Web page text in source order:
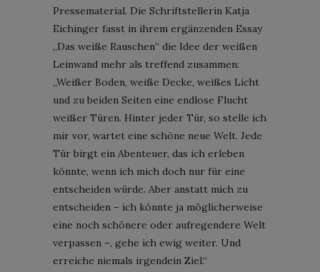
Pressematerial. Die Schriftstellerin Katja
Eichinger fasst in ihrem ergänzenden Essay
„Das weiße Rauschen“ die Idee der weißen
Leinwand mehr als treffend zusammen:
„Weißer Boden, weiße Decke, weißes Licht
und zu beiden Seiten eine endlose Flucht
weißer Türen. Hinter jeder Tür, so stelle ich
mir vor, wartet eine schöne neue Welt. Jede
Tür birgt ein Abenteuer, das ich erleben
könnte, wenn ich mich doch nur für eine
entscheiden würde. Aber anstatt mich zu
entscheiden – ich könnte ja möglicherweise
eine noch schönere oder aufregendere Welt
verpassen –, gehe ich ewig weiter. Und
erreiche niemals irgendein Ziel.“